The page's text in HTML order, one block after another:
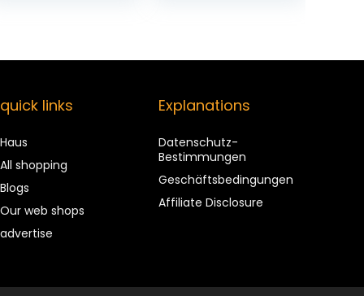
quick links
Haus
All shopping
Blogs
Our web shops
advertise
Explanations
Datenschutz-
Bestimmungen
Geschäftsbedingungen
Affiliate Disclosure